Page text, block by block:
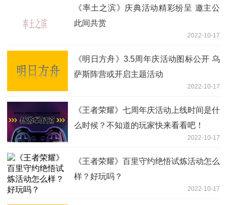
《率土之滨》庆典活动精彩纷呈 邀主公
此间共赏
2022-10-17
《明日方舟》3.5周年庆活动图标公开 乌
萨斯阵营或开启主题活动
2022-10-17
《王者荣耀》七周年庆活动上线时间是什
么时候？不知道的玩家快来看看吧！
2022-10-17
《王者荣耀》百里守约绝悟试炼活动怎么
样？好玩吗？
2022-10-17